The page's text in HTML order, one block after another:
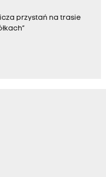
przystań na trasie